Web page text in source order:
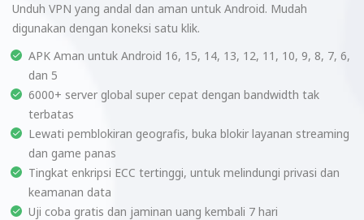
Unduh VPN yang andal dan aman untuk Android. Mudah
digunakan dengan koneksi satu klik.
APK Aman untuk Android 16, 15, 14, 13, 12, 11, 10, 9, 8, 7, 6,
dan 5
6000+ server global super cepat dengan bandwidth tak
terbatas
Lewati pemblokiran geografis, buka blokir layanan streaming
dan game panas
Tingkat enkripsi ECC tertinggi, untuk melindungi privasi dan
keamanan data
Uji coba gratis dan jaminan uang kembali 7 hari